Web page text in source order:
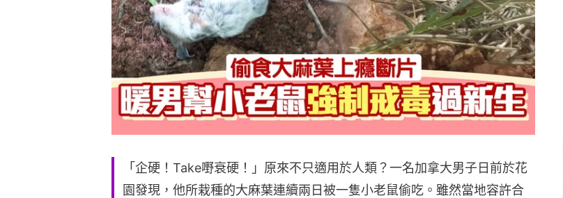
「企硬！Take嘢衰硬！」原來不只適用於人類？一名加拿大男子日前於花
園發現，他所栽種的大麻葉連續兩日被一隻小老鼠偷吃。雖然當地容許合